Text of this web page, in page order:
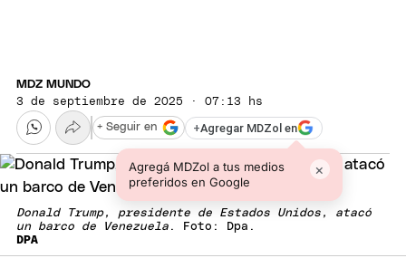
MDZ MUNDO
3 de septiembre de 2025 · 07:13 hs
+Agregar MDZol en
Agregá MDZol a tus medios
preferidos en Google
×
+ Seguir en
Donald Trump, presidente de Estados Unidos, atacó
un barco de Venezuela . Foto: Dpa.
DPA